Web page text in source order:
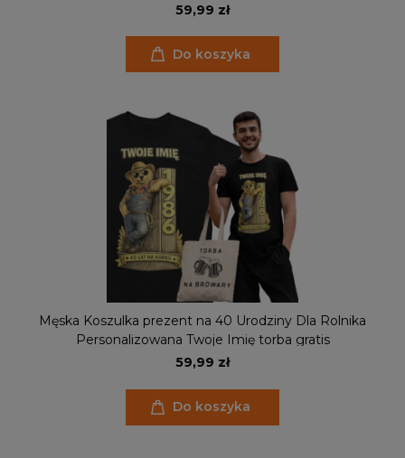
59,99 zł
Do koszyka
Męska Koszulka prezent na 40 Urodziny Dla Rolnika
Personalizowana Twoje Imię torba gratis
59,99 zł
Do koszyka